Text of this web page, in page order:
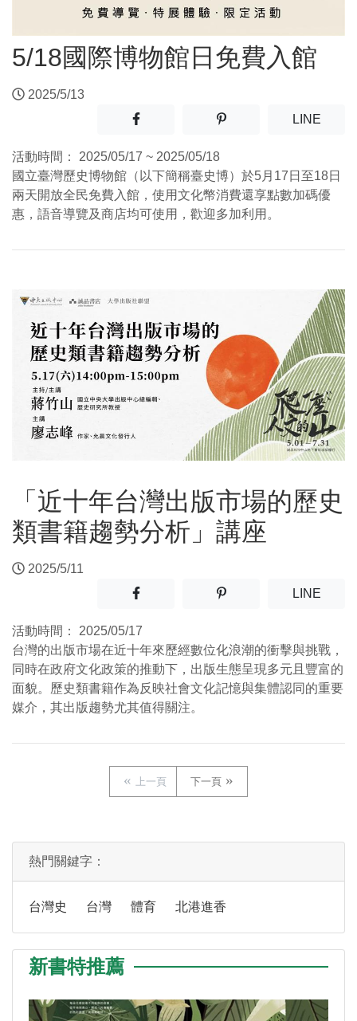
5/18國際博物館日免費入館
2025/5/13
分享至facebook(另開新視窗)
分享至噗浪(另開新視窗)
LINE(另開
活動時間：
2025/05/17 ~ 2025/05/18
國立臺灣歷史博物館（以下簡稱臺史博）於5月17日至18日
兩天開放全民免費入館，使用文化幣消費還享點數加碼優
惠，語音導覽及商店均可使用，歡迎多加利用。
「近十年台灣出版市場的歷史
類書籍趨勢分析」講座
2025/5/11
分享至facebook(另開新視窗)
分享至噗浪(另開新視窗)
LINE(另開
活動時間：
2025/05/17
台灣的出版市場在近十年來歷經數位化浪潮的衝擊與挑戰，
同時在政府文化政策的推動下，出版生態呈現多元且豐富的
面貌。歷史類書籍作為反映社會文化記憶與集體認同的重要
媒介，其出版趨勢尤其值得關注。
上一頁 下一頁
熱門關鍵字：
台灣史 台灣 體育 北港進香
新書特推薦